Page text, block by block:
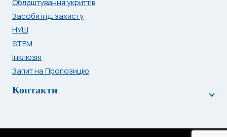
Облаштування укриттів
Засоби інд. захисту
НУШ
STEM
Інклюзія
Запит на Пропозицію
Контакти